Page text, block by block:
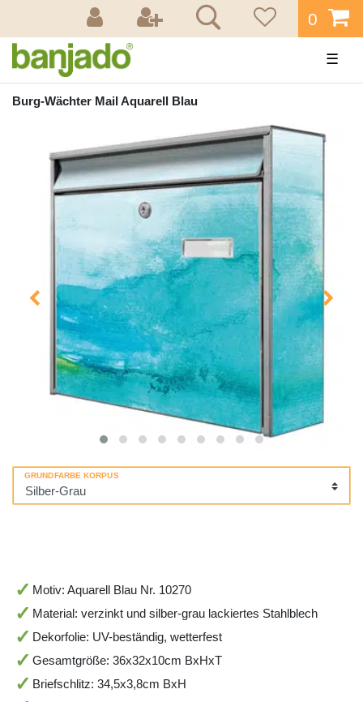
0
☰
Burg-Wächter Mail Aquarell Blau
GRUNDFARBE KORPUS
Motiv: Aquarell Blau Nr. 10270
Material: verzinkt und silber-grau lackiertes Stahlblech
Dekorfolie: UV-beständig, wetterfest
Gesamtgröße: 36x32x10cm BxHxT
Briefschlitz: 34,5x3,8cm BxH